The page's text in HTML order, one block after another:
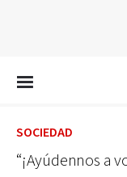
SOCIEDAD
“¡Ayúdennos a